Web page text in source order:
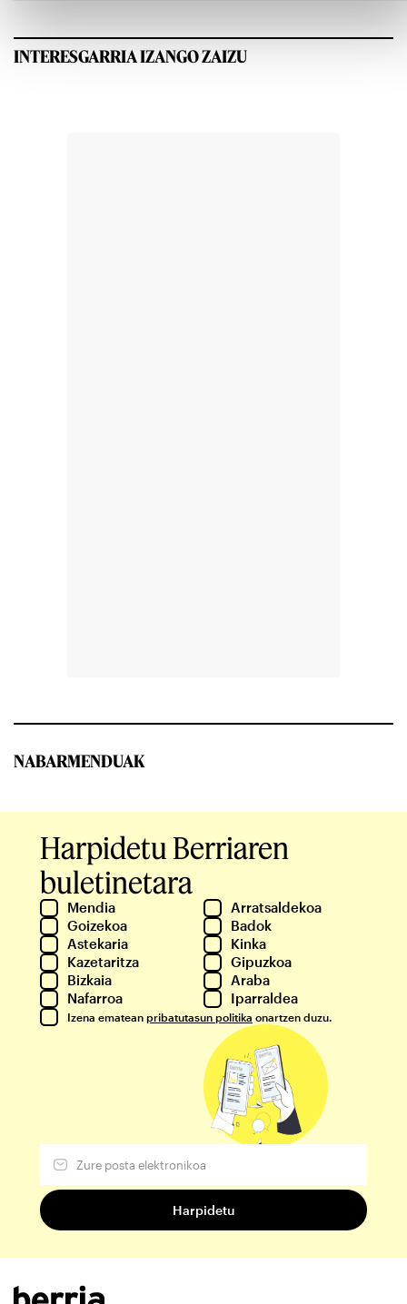
INTERESGARRIA IZANGO ZAIZU
NABARMENDUAK
Harpidetu Berriaren
buletinetara
Mendia
Arratsaldekoa
Goizekoa
Badok
Astekaria
Kinka
Kazetaritza
Gipuzkoa
Bizkaia
Araba
Nafarroa
Iparraldea
Izena ematean pribatutasun politika onartzen duzu.